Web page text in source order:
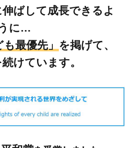
ばして成長できるよ
に…
も最優先」 を掲げて、
けています。